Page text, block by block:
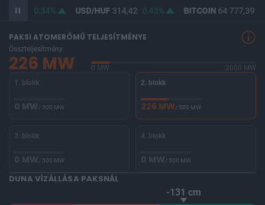
362,96 0,34% USD/HUF314,42 0,43% BITCOIN64 777,39
PAKSI ATOMERŐMŰ TELJESÍTMÉNYE
Összteljesítmény
226 MW 0 MW
2000 MW
1. blokk
0 MW/ 500 MW
2. blokk
226 MW/ 500 MW
3. blokk
0 MW/ 500 MW
4. blokk
0 MW/ 500 MW
DUNA VÍZÁLLÁSA PAKSNÁL
-131 cm